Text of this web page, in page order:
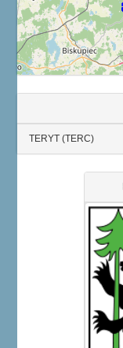
TERYT (TERC)